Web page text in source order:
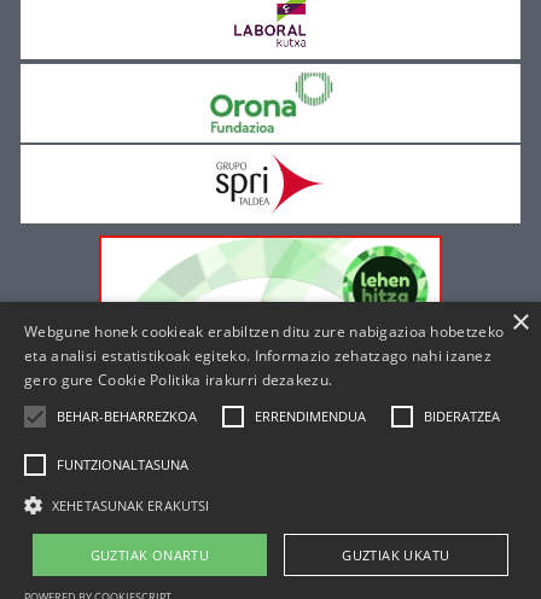
| |
×
Webgune honek cookieak erabiltzen ditu zure nabigazioa hobetzeko
eta analisi estatistikoak egiteko. Informazio zehatzago nahi izanez
gero gure Cookie Politika irakurri dezakezu.
BEHAR-BEHARREZKOA ERRENDIMENDUA BIDERATZEA
FUNTZIONALTASUNA
XEHETASUNAK ERAKUTSI
GUZTIAK ONARTU GUZTIAK UKATU